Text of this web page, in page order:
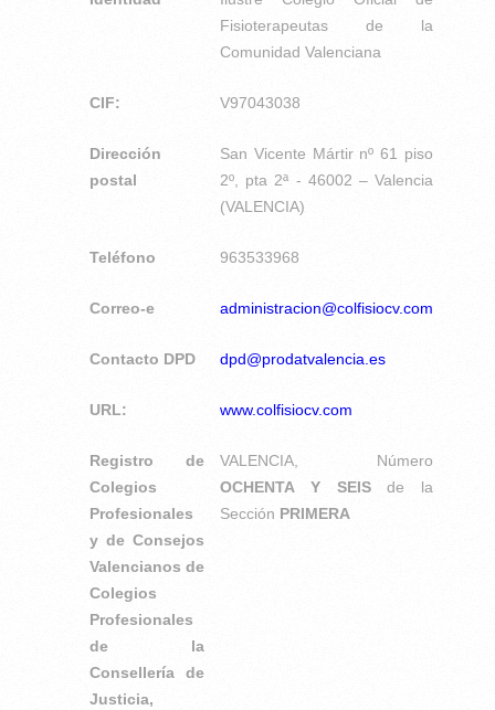
Fisioterapeutas de la
Comunidad Valenciana
CIF: V97043038
Dirección
postal
San Vicente Mártir nº 61 piso
2º, pta 2ª - 46002 – Valencia
(VALENCIA)
Teléfono 963533968
Correo-e administracion@colfisiocv.com
Contacto DPD dpd@prodatvalencia.es
URL: www.colfisiocv.com
Registro de
Colegios
Profesionales
y de Consejos
Valencianos de
Colegios
Profesionales
de la
Consellería de
Justicia,
VALENCIA, Número
OCHENTA Y SEISde la
Sección PRIMERA